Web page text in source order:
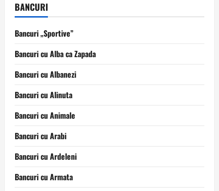
BANCURI
Bancuri „Sportive”
Bancuri cu Alba ca Zapada
Bancuri cu Albanezi
Bancuri cu Alinuta
Bancuri cu Animale
Bancuri cu Arabi
Bancuri cu Ardeleni
Bancuri cu Armata